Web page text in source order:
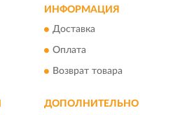
ИНФОРМАЦИЯ
Доставка
Оплата
Возврат товара
ДОПОЛНИТЕЛЬНО